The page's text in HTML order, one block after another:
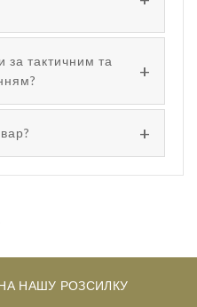
за тактичним та
НАШУ РОЗСИЛКУ